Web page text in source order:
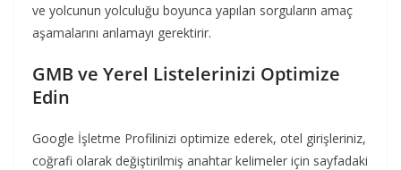
ve yolcunun yolculuğu boyunca yapılan sorguların amaç
aşamalarını anlamayı gerektirir.
GMB ve Yerel Listelerinizi Optimize
Edin
Google İşletme Profilinizi optimize ederek, otel girişleriniz,
coğrafi olarak değiştirilmiş anahtar kelimeler için sayfadaki